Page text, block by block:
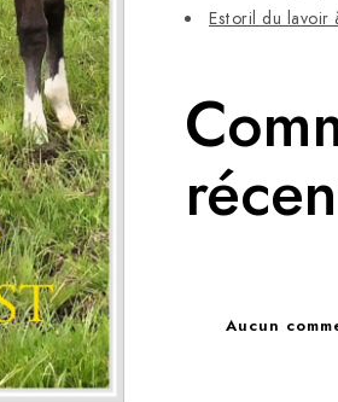
Estoril du lavoir
Aucun